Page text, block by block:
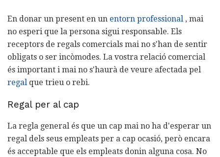
En donar un present en un entorn professional , mai
no esperi que la persona sigui responsable. Els
receptors de regals comercials mai no s'han de sentir
obligats o ser incòmodes. La vostra relació comercial
és important i mai no s'haurà de veure afectada pel
regal que trieu o rebi.
Regal per al cap
La regla general és que un cap mai no ha d'esperar un
regal dels seus empleats per a cap ocasió, però encara
és acceptable que els empleats donin alguna cosa. No